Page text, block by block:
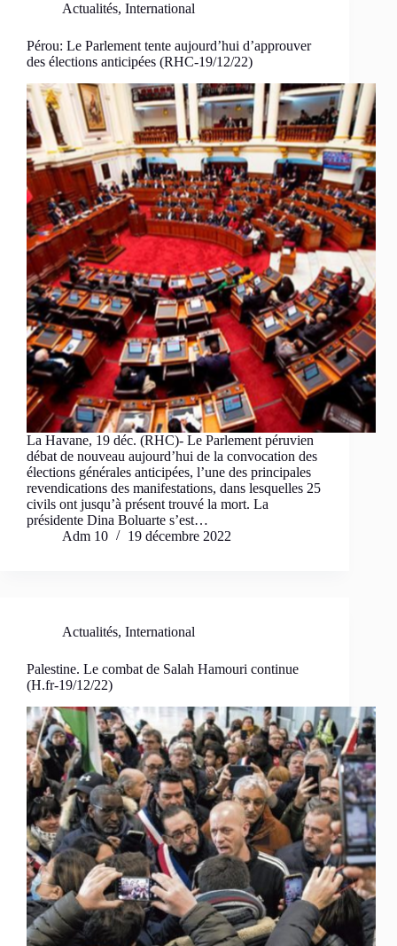
Actualités, International
Pérou: Le Parlement tente aujourd’hui d’approuver
des élections anticipées (RHC-19/12/22)
La Havane, 19 déc. (RHC)- Le Parlement péruvien
débat de nouveau aujourd’hui de la convocation des
élections générales anticipées, l’une des principales
revendications des manifestations, dans lesquelles 25
civils ont jusqu’à présent trouvé la mort. La
présidente Dina Boluarte s’est…
Adm 10
19 décembre 2022
Actualités, International
Palestine. Le combat de Salah Hamouri continue
(H.fr-19/12/22)